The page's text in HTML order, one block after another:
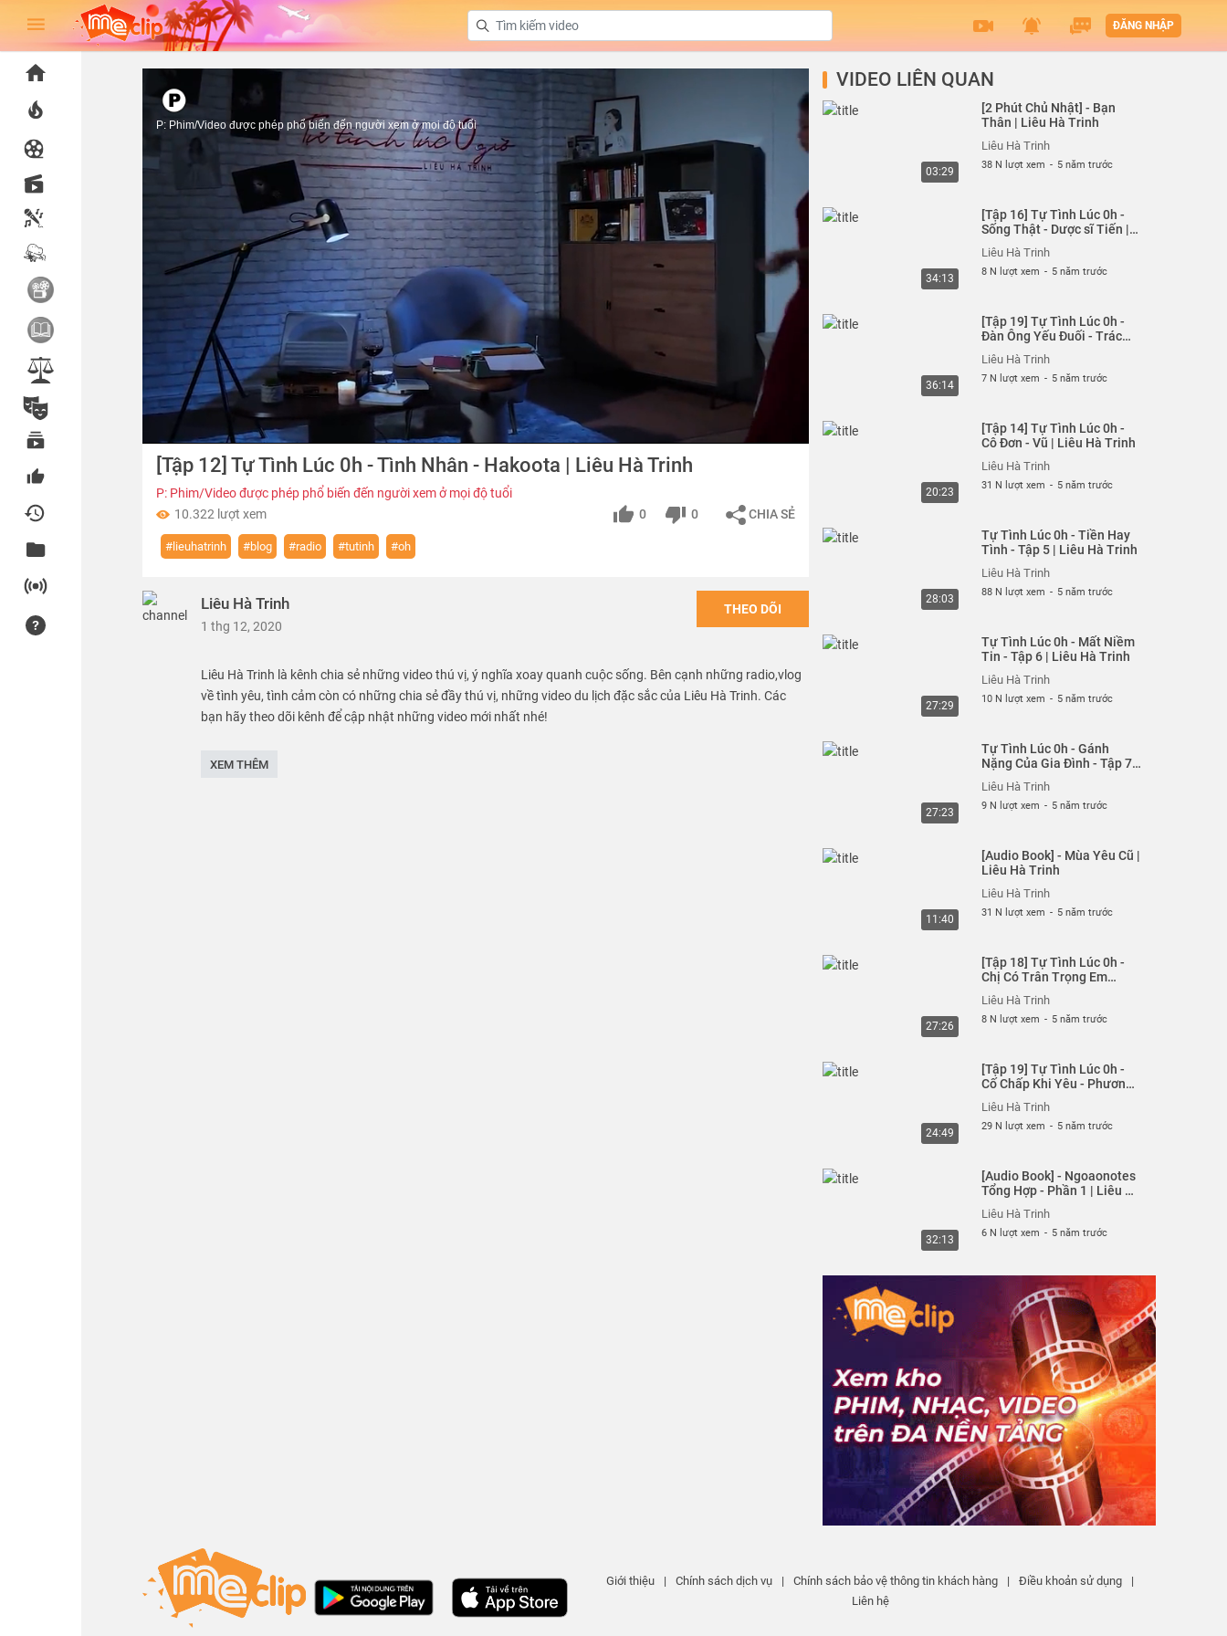
ĐĂNG NHẬP
30:10 Volume
0%
P: Phim/Video được phép phổ biến đến người xem ở mọi độ tuổi
[Tập 12] Tự Tình Lúc 0h - Tình Nhân - Hakoota | Liêu Hà Trinh
P: Phim/Video được phép phổ biến đến người xem ở mọi độ tuổi
10.322 lượt xem
0 0 CHIA SẺ
#lieuhatrinh #blog #radio #tutinh #oh
Liêu Hà Trinh
1 thg 12, 2020
THEO DÕI
Liêu Hà Trinh là kênh chia sẻ những video thú vị, ý nghĩa xoay quanh cuộc sống. Bên cạnh những radio,vlog
về tình yêu, tình cảm còn có những chia sẻ đầy thú vị, những video du lịch đặc sắc của Liêu Hà Trinh. Các
bạn hãy theo dõi kênh để cập nhật những video mới nhất nhé!
XEM THÊM
VIDEO LIÊN QUAN
03:29
[2 Phút Chủ Nhật] - Bạn
Thân | Liêu Hà Trinh
Liêu Hà Trinh
38 N lượt xem - 5 năm trước
34:13
[Tập 16] Tự Tình Lúc 0h -
Sống Thật - Dược sĩ Tiến |
Liêu Hà Trinh
8 N lượt xem - 5 năm trước
36:14
[Tập 19] Tự Tình Lúc 0h -
Đàn Ông Yếu Đuối - Trác
Liêu Hà Trinh
7 N lượt xem - 5 năm trước
20:23
[Tập 14] Tự Tình Lúc 0h -
Cô Đơn - Vũ | Liêu Hà Trinh
Liêu Hà Trinh
31 N lượt xem - 5 năm trước
28:03
Tự Tình Lúc 0h - Tiền Hay
Tình - Tập 5 | Liêu Hà Trinh
Liêu Hà Trinh
88 N lượt xem - 5 năm trước
27:29
Tự Tình Lúc 0h - Mất Niềm
Tin - Tập 6 | Liêu Hà Trinh
Liêu Hà Trinh
10 N lượt xem - 5 năm trước
27:23
Tự Tình Lúc 0h - Gánh
Nặng Của Gia Đình - Tập 7 |
Liêu Hà Trinh
9 N lượt xem - 5 năm trước
11:40
[Audio Book] - Mùa Yêu Cũ |
Liêu Hà Trinh
Liêu Hà Trinh
31 N lượt xem - 5 năm trước
27:26
[Tập 18] Tự Tình Lúc 0h -
Chị Có Trân Trọng Em
Trinh
Liêu Hà Trinh
8 N lượt xem - 5 năm trước
24:49
[Tập 19] Tự Tình Lúc 0h -
Cố Chấp Khi Yêu - Phương
Liêu Hà Trinh
29 N lượt xem - 5 năm trước
32:13
[Audio Book] - Ngoaonotes
Tổng Hợp - Phần 1 | Liêu Hà
Liêu Hà Trinh
6 N lượt xem - 5 năm trước
Giới thiệu | Chính sách dịch vụ | Chính sách bảo vệ thông tin khách hàng | Điều khoản sử dụng
|
Liên hệ